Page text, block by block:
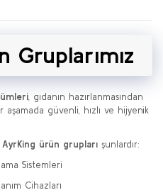
Gruplarımız
, gıdanın hazırlanmasından
aşamada güvenli, hızlı ve hijyenik
AyrKing ürün grupları şunlardır:
Sistemleri
Cihazları